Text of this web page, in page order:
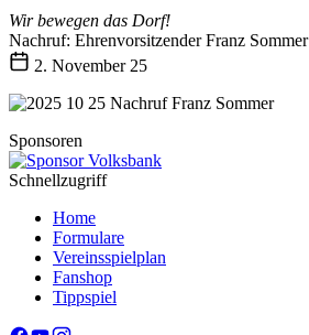
Wir bewegen das Dorf!
Nachruf: Ehrenvorsitzender Franz Sommer
2. November 25
Sponsoren
Schnellzugriff
Home
Formulare
Vereinsspielplan
Fanshop
Tippspiel